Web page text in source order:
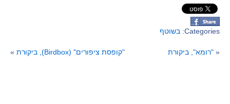
Categories: בשוטף
« "רומא", ביקורת "קופסת ציפורים" (Birdbox), ביקורת »